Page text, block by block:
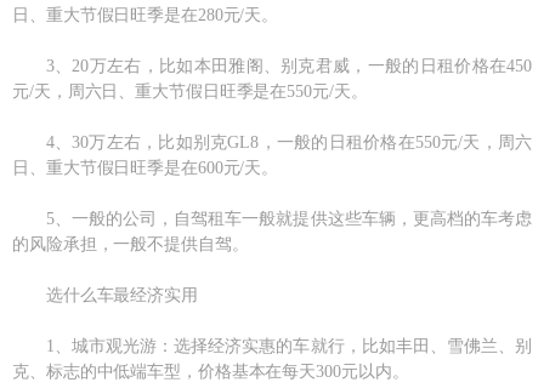
日、重大节假日旺季是在280元/天。
3、20万左右，比如本田雅阁、别克君威，一般的日租价格在450
元/天，周六日、重大节假日旺季是在550元/天。
4、30万左右，比如别克GL8，一般的日租价格在550元/天，周六
日、重大节假日旺季是在600元/天。
5、一般的公司，自驾租车一般就提供这些车辆，更高档的车考虑
的风险承担，一般不提供自驾。
选什么车最经济实用
1、城市观光游：选择经济实惠的车就行，比如丰田、雪佛兰、别
克、标志的中低端车型，价格基本在每天300元以内。